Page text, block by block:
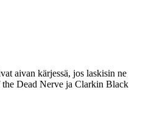
aivan kärjessä, jos laskisin ne
Dead Nerve ja Clarkin Black